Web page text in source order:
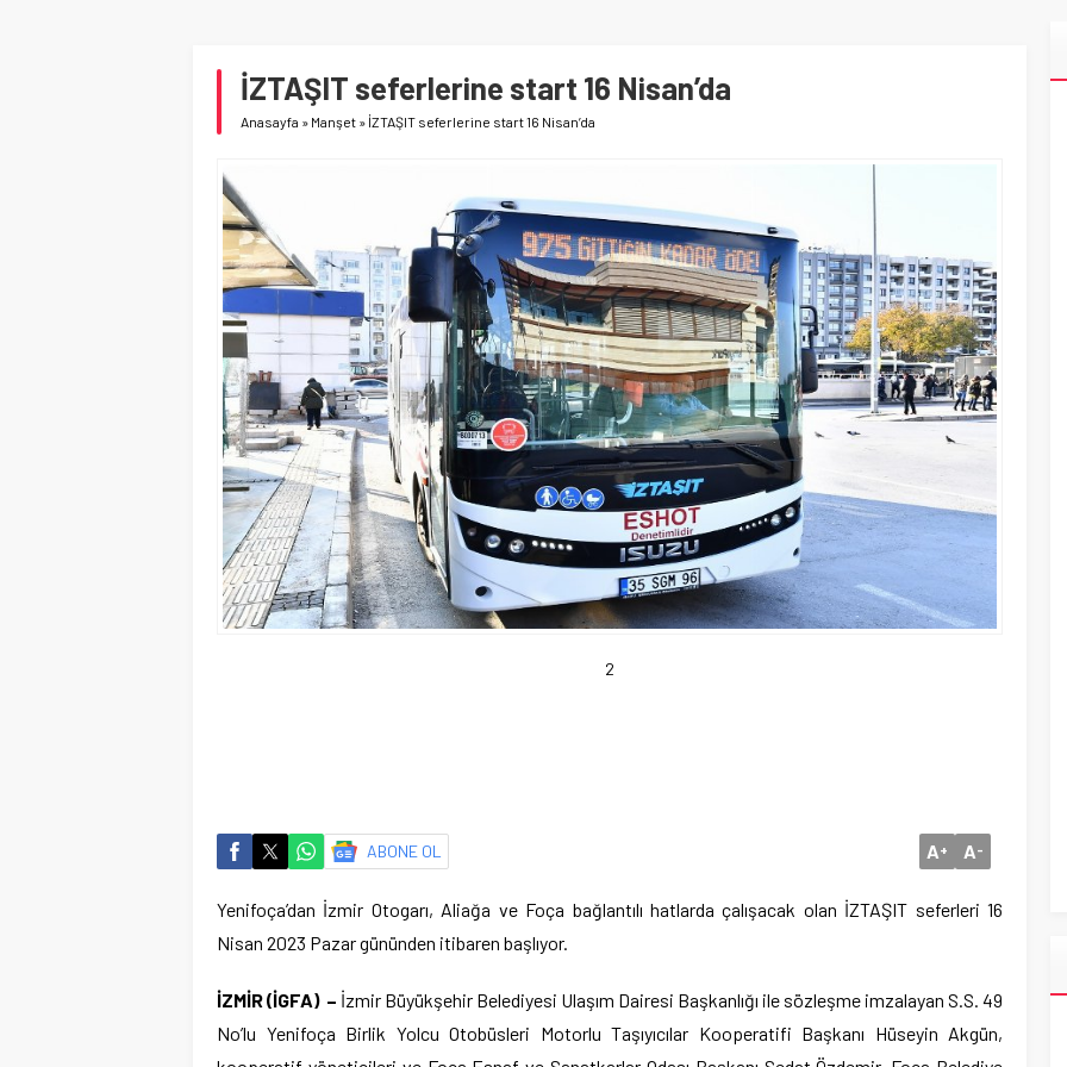
İZTAŞIT seferlerine start 16 Nisan’da
Anasayfa » Manşet » İZTAŞIT seferlerine start 16 Nisan’da
2
ABONE OL A+ A-
Yenifoça’dan İzmir Otogarı, Aliağa ve Foça bağlantılı hatlarda çalışacak olan İZTAŞIT seferleri 16
Nisan 2023 Pazar gününden itibaren başlıyor.
İZMİR (İGFA) – İzmir Büyükşehir Belediyesi Ulaşım Dairesi Başkanlığı ile sözleşme imzalayan S.S. 49
No’lu Yenifoça Birlik Yolcu Otobüsleri Motorlu Taşıyıcılar Kooperatifi Başkanı Hüseyin Akgün,